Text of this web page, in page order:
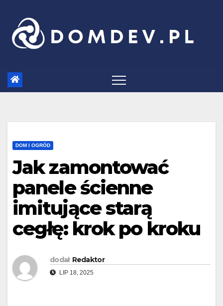
content
DOM I OGRÓD
Jak zamontować
panele ścienne
imitujące starą
cegłę: krok po kroku
dodał Redaktor
LIP 18, 2025